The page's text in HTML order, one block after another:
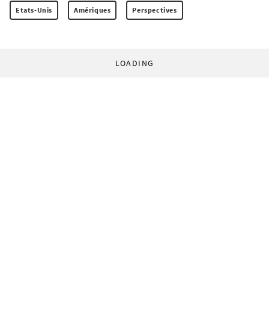
Etats-Unis Amériques Perspectives
LOADING